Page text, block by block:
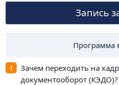
Запись
Программа
Зачем переходить на
документооборот (КЭДО)?